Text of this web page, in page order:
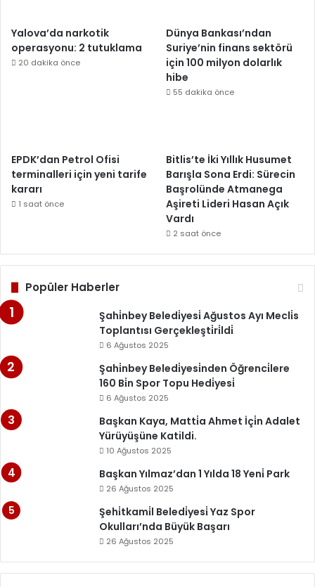
Yalova’da narkotik
operasyonu: 2 tutuklama
20 dakika önce
Dünya Bankası’ndan
Suriye’nin finans sektörü
için 100 milyon dolarlık
hibe
55 dakika önce
EPDK’dan Petrol Ofisi
terminalleri için yeni tarife
kararı
1 saat önce
Bitlis’te İki Yıllık Husumet
Barışla Sona Erdi: Sürecin
Başrolünde Atmanega
Aşireti Lideri Hasan Açık
Vardı
2 saat önce
Popüler Haberler
Şahi̇nbey Beledi̇yesi̇ Ağustos Ayı Mecli̇s
Toplantısı Gerçekleşti̇ri̇ldi̇
6 Ağustos 2025
Şahi̇nbey Beledi̇yesi̇nden Öğrenci̇lere
160 Bi̇n Spor Topu Hedi̇yesi̇
6 Ağustos 2025
Başkan Kaya, Matti̇a Ahmet İçi̇n Adalet
Yürüyüşüne Katildi.
10 Ağustos 2025
Başkan Yılmaz’dan 1 Yılda 18 Yeni̇ Park
26 Ağustos 2025
Şehi̇tkami̇l Beledi̇yesi̇ Yaz Spor
Okulları’nda Büyük Başarı
26 Ağustos 2025